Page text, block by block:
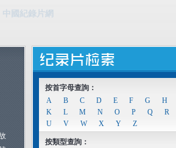
中國紀錄片網
按首字母查詢：
A
B C D E F G H
K
L M N O P Q R
U
V W X Y Z
按類型查詢：